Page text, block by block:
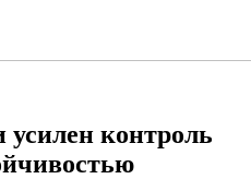
усилен контроль